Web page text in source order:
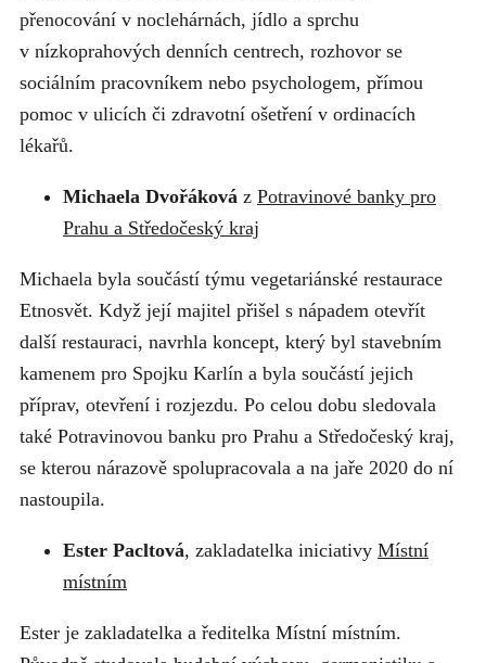
přenocování v noclehárnách, jídlo a sprchu
v nízkoprahových denních centrech, rozhovor se
sociálním pracovníkem nebo psychologem, přímou
pomoc v ulicích či zdravotní ošetření v ordinacích
lékařů.
Michaela Dvořáková z Potravinové banky pro
Prahu a Středočeský kraj
Michaela byla součástí týmu vegetariánské restaurace
Etnosvět. Když její majitel přišel s nápadem otevřít
další restauraci, navrhla koncept, který byl stavebním
kamenem pro Spojku Karlín a byla součástí jejich
příprav, otevření i rozjezdu. Po celou dobu sledovala
také Potravinovou banku pro Prahu a Středočeský kraj,
se kterou nárazově spolupracovala a na jaře 2020 do ní
nastoupila.
Ester Pacltová, zakladatelka iniciativy Místní
místním
Ester je zakladatelka a ředitelka Místní místním.